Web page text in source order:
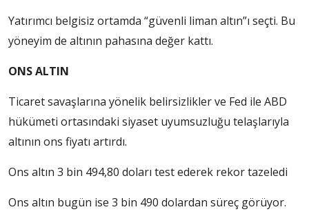
Yatırımcı belgisiz ortamda “güvenli liman altın”ı seçti. Bu
yöneyim de altının pahasına değer kattı.
ONS ALTIN
Ticaret savaşlarına yönelik belirsizlikler ve Fed ile ABD
hükümeti ortasındaki siyaset uyumsuzluğu telaşlarıyla
altının ons fiyatı artırdı.
Ons altın 3 bin 494,80 doları test ederek rekor tazeledi
Ons altın bugün ise 3 bin 490 dolardan süreç görüyor.